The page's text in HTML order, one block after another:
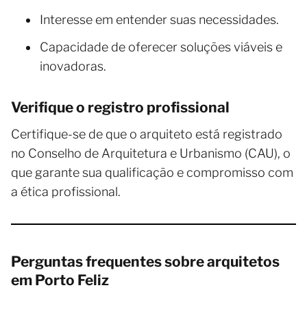
Interesse em entender suas necessidades.
Capacidade de oferecer soluções viáveis e
inovadoras.
Verifique o registro profissional
Certifique-se de que o arquiteto está registrado
no Conselho de Arquitetura e Urbanismo (CAU), o
que garante sua qualificação e compromisso com
a ética profissional.
Perguntas frequentes sobre arquitetos
em Porto Feliz